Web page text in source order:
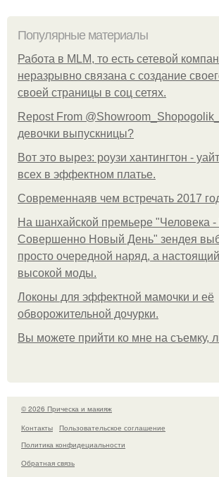
Популярные материалы
Работа в MLM, то есть сетевой
неразрывно связана с создание
своей страницы в соц сетях.
Repost From
девочки выпускницы?
Вот это вырез: роузи хантингтон -
всех в эффектном платьe.
Современнаяв чем встречать 2017
На шанхайской премьере "Человека -
Совершенно Новый День" зендея
просто очередной наряд, а
высокой моды.
Локоны для эффектной мамочки и её
обворожительной дочурки.
Вы можете прийти ко мне на съемку,
© 2026 Прическа и макияж
Контакты
Пользовательское соглашение
Политика конфидециальности
Обратная связь